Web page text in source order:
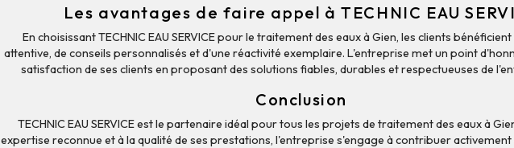
Les avantages de faire appel à TECHNIC EAU
En choisissant TECHNIC EAU SERVICE pour le traitement des eaux à Gien, les clients
attentive, de conseils personnalisés et d'une réactivité exemplaire. L'entreprise met un point
satisfaction de ses clients en proposant des solutions fiables, durables et respectueuses de
Conclusion
TECHNIC EAU SERVICE est le partenaire idéal pour tous les projets de traitement des eaux à
expertise reconnue et à la qualité de ses prestations, l'entreprise s'engage à contribuer